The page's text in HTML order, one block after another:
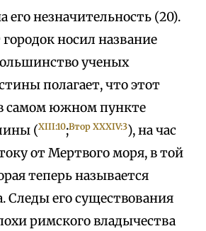
его незначительность (20).
носил название
ученых
полагает, что этот
самом южном пункте
(XIII:10;Втор XXXIV:3), на час
от Мертвого моря, в той
теперь называется
Следы его существования
римского владычества